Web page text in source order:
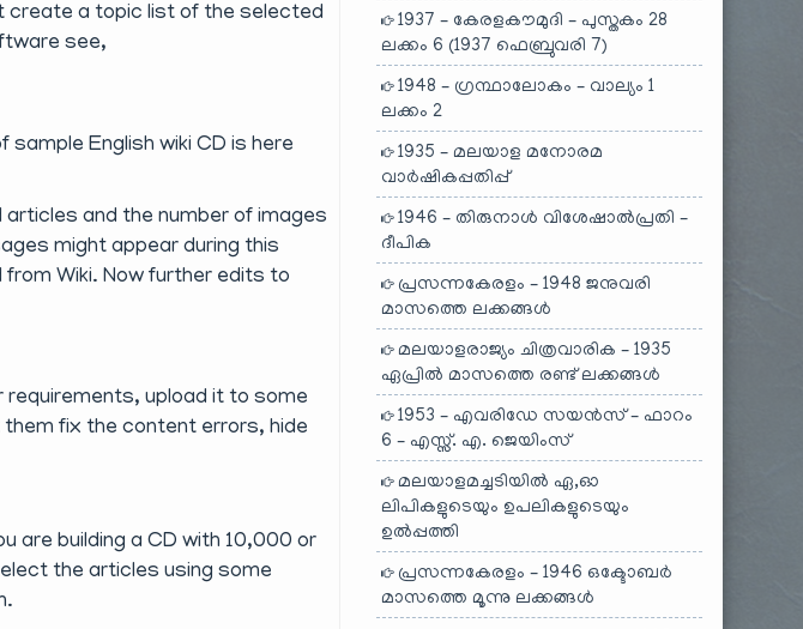
create a topic list of the selected
see,
sample English wiki CD is here
and the number of images
might appear during this
Wiki. Now further edits to
upload it to some
fix the content errors, hide
are building a CD with 10,000 or
the articles using some
1937 – കേരളകൗമുദി – പുസ്തകം 28
ലക്കം 6 (1937 ഫെബ്രുവരി 7)
1948 – ഗ്രന്ഥാലോകം – വാല്യം 1
ലക്കം 2
1935 – മലയാള മനോരമ
വാർഷികപ്പതിപ്പ്
1946 – തിരുനാൾ വിശേഷാൽപ്രതി –
ദീപിക
പ്രസന്നകേരളം – 1948 ജനുവരി
മാസത്തെ ലക്കങ്ങൾ
മലയാളരാജ്യം ചിത്രവാരിക – 1935
ഏപ്രിൽ മാസത്തെ രണ്ട് ലക്കങ്ങൾ
1953 – എവരിഡേ സയൻസ് – ഫാറം
6 – എസ്സ്. എ. ജെയിംസ്
മലയാളമച്ചടിയിൽ ഏ,ഓ
ലിപികളുടെയും ഉപലികളുടെയും
ഉൽപ്പത്തി
പ്രസന്നകേരളം – 1946 ഒക്ടോബർ
മാസത്തെ മൂന്നു ലക്കങ്ങൾ